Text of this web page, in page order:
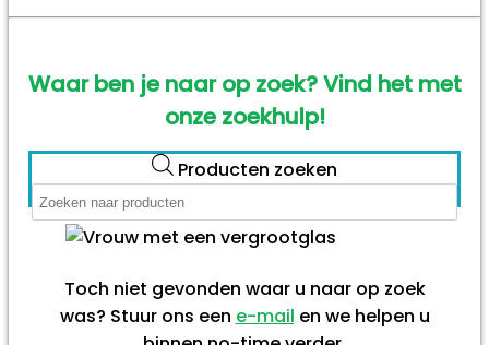
Waar ben je naar op zoek? Vind het met
onze zoekhulp!
Producten zoeken
Toch niet gevonden waar u naar op zoek
was? Stuur ons een e-mail en we helpen u